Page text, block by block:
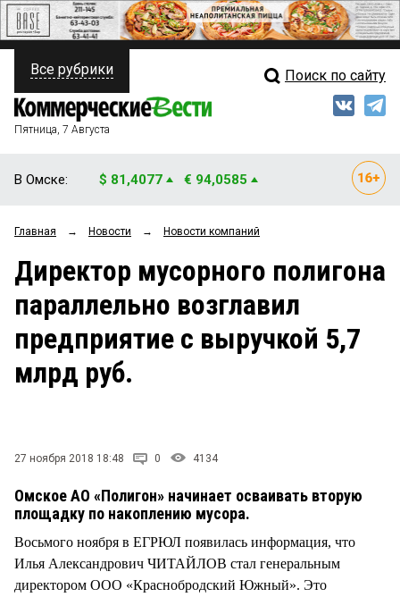
ПОЛИТИКА
ФИНАНСЫ
ОБЩЕСТВО
ЗАКОН
НОВОСТИ КОМПАНИЙ
ПРОИСШЕСТВИЯ
Свежий выпуск
Мнения
Рейтинги
Блоги
Архив
Все рубрики Поиск по сайту
Пятница, 7 Августа
В Омске: $ 81,4077 € 94,0585
Главная → Новости → Новости компаний
Директор мусорного полигона
параллельно возглавил
предприятие с выручкой 5,7
млрд руб.
27 ноября 2018 18:48 0 4134
Омское АО «Полигон» начинает осваивать вторую
площадку по накоплению мусора.
Восьмого ноября в ЕГРЮЛ появилась информация, что
Илья Александрович ЧИТАЙЛОВ стал генеральным
директором ООО «Краснобродский Южный». Это